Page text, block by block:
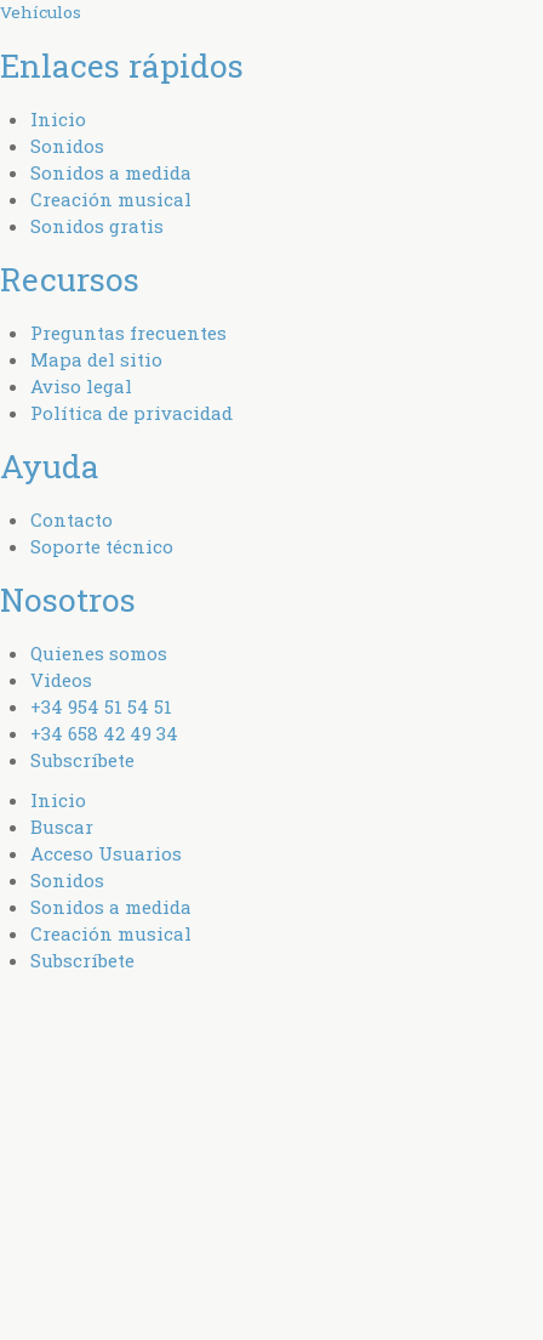
Vehículos
Enlaces rápidos
Inicio
Sonidos
Sonidos a medida
Creación musical
Sonidos gratis
Recursos
Preguntas frecuentes
Mapa del sitio
Aviso legal
Política de privacidad
Ayuda
Contacto
Soporte técnico
Nosotros
Quienes somos
Videos
+34 954 51 54 51
+34 658 42 49 34
Subscríbete
Inicio
Buscar
Acceso Usuarios
Sonidos
Sonidos a medida
Creación musical
Subscríbete